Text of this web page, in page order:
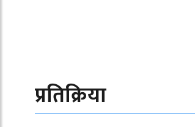
प्रतिक्रिया